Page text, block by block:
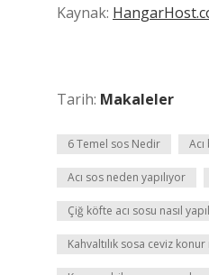
Kaynak:
Tarih: Makaleler
6 Temel sos Nedir
Acı sos neden yapılıyor
Çiğ köfte acı sosu nasıl
Kahvaltılık sosa ceviz konur